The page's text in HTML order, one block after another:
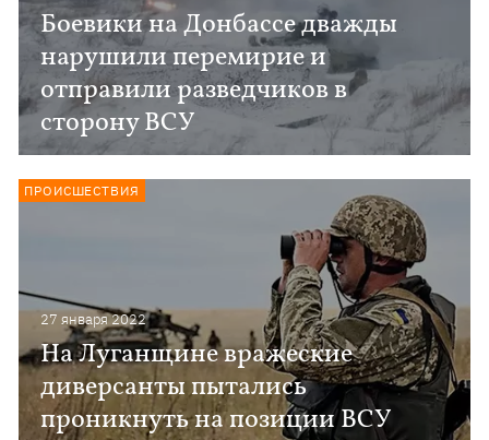
Боевики на Донбассе дважды
нарушили перемирие и
отправили разведчиков в
сторону ВСУ
27 января 2022
На Луганщине вражеские
диверсанты пытались
проникнуть на позиции ВСУ
ПРОИСШЕСТВИЯ